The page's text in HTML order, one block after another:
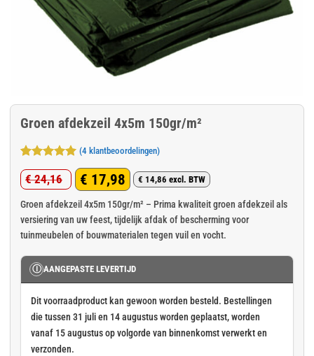
Groen afdekzeil 4x5m 150gr/m²
Gewaardeerd
5op 5
gebaseerd
op
4
klant
(4 klantbeoordelingen)
€24,16
Oorspronkelijke
prijs
was:
€ 17,98
Huidige
prijs
is:
€ 14,86 excl. BTW
Groen afdekzeil 4x5m 150gr/m² – Prima kwaliteit groen afdekzeil als
versiering van uw feest, tijdelijk afdak of bescherming voor
tuinmeubelen of bouwmaterialen tegen vuil en vocht.
Ⓘ AANGEPASTE LEVERTIJD
Dit voorraadproduct kan gewoon worden besteld. Bestellingen
die tussen 31 juli en 14 augustus worden geplaatst, worden
vanaf 15 augustus op volgorde van binnenkomst verwerkt en
verzonden.